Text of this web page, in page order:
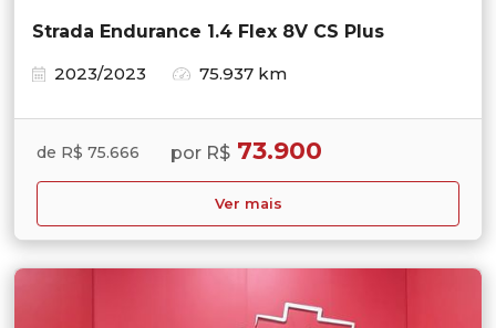
Strada Endurance 1.4 Flex 8V CS Plus
2023/2023
75.937 km
de R$ 75.666 por R$ 73.900
Ver mais